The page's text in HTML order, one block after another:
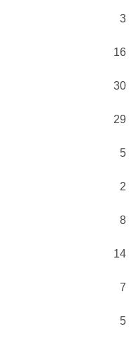
3
16
30
29
5
2
8
14
7
5